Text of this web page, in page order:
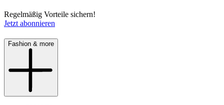
Regelmäßig Vorteile sichern!
Jetzt abonnieren
Fashion & more